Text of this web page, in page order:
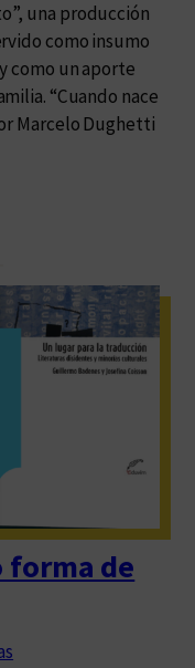
una producción
como insumo
como un aporte
“Cuando nace
Marcelo Dughetti
forma de